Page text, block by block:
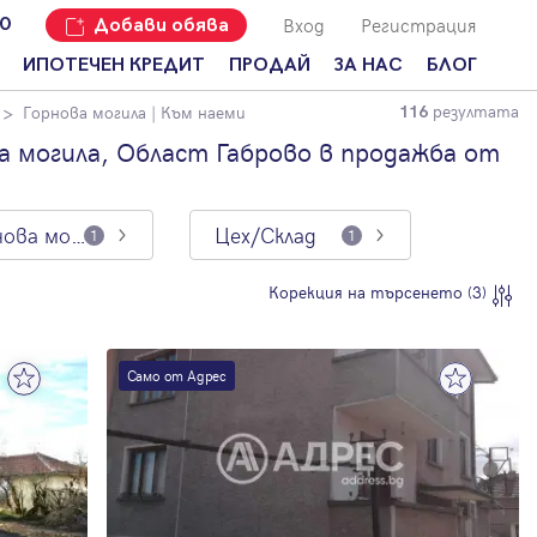
Добави обява Вход Регистрация
ИПОТЕЧЕН КРЕДИТ ПРОДАЙ
Добави
имот с
Адрес?
ЗА НАС
Наши офиси
Кариери
Кои сме ние?
Мениджмънт
Address Run
Франчайз
задавани
въпроси
БЛОГ
За продавачи
За купувачи
Ипотечно
наемодатели
наематели
Анализ на
пазара
Новини
Горнова могила | Към наеми 116 резултата
могила, Област Габрово в продажба от
Горнова могила 1 Цех/Склад 1
Корекция на търсенето (3)
Само от Адрес